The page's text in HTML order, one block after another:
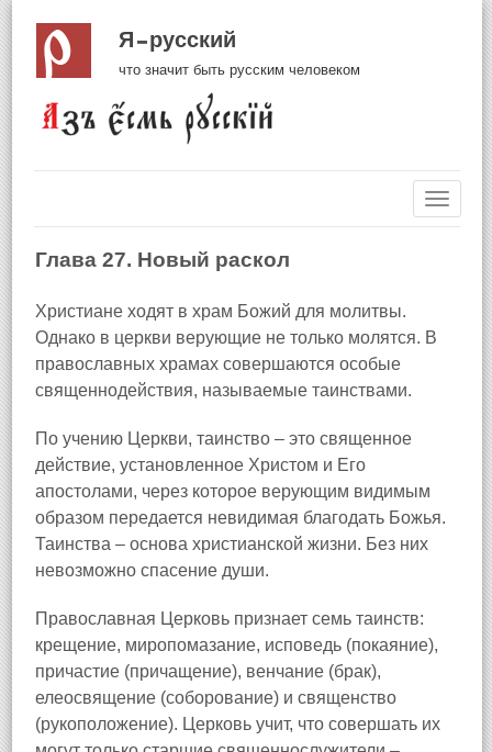
Я русский
что значит быть русским человеком
Глава 27. Новый раскол
Христиане ходят в храм Божий для молитвы.
Однако в церкви верующие не только молятся. В
православных храмах совершаются особые
священнодействия, называемые таинствами.
По учению Церкви, таинство – это священное
действие, установленное Христом и Его
апостолами, через которое верующим видимым
образом передается невидимая благодать Божья.
Таинства – основа христианской жизни. Без них
невозможно спасение души.
Православная Церковь признает семь таинств:
крещение, миропомазание, исповедь (покаяние),
причастие (причащение), венчание (брак),
елеосвящение (соборование) и священство
(рукоположение). Церковь учит, что совершать их